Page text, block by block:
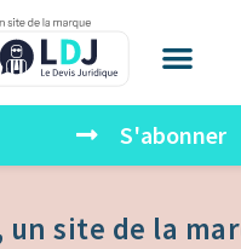
S'abonner
un site de la